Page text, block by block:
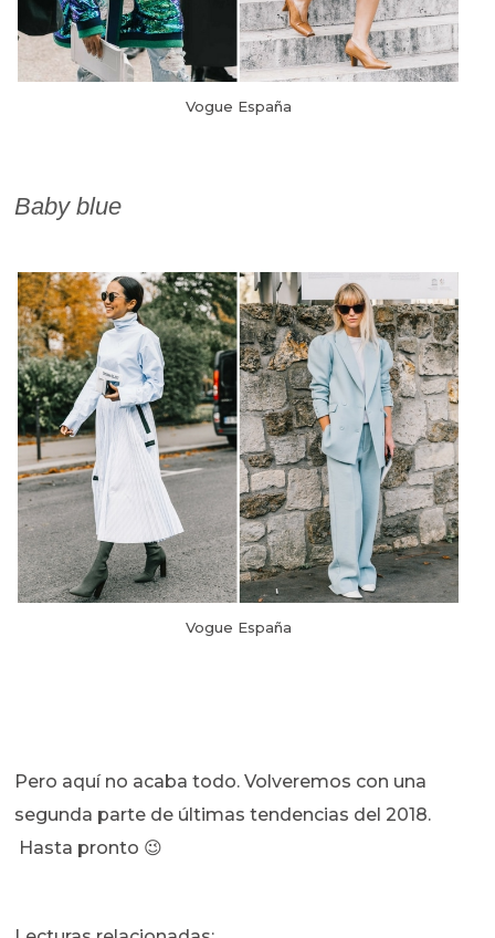
Vogue España
Baby blue
Vogue España
Pero aquí no acaba todo. Volveremos con una
segunda parte de últimas tendencias del 2018.
Hasta pronto 😉